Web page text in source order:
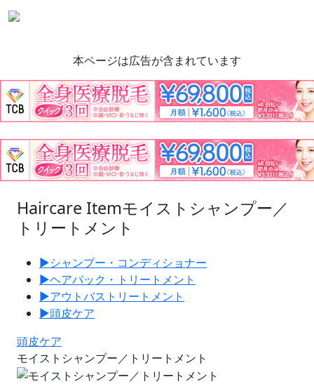
本ページは広告が含まれています
Haircare Itemモイストシャンプー／
トリートメント
▶︎シャンプー・コンディショナー
▶︎ヘアパック・トリートメント
▶︎アウトバストリートメント
▶︎頭皮ケア
頭皮ケア
モイストシャンプー／トリートメント